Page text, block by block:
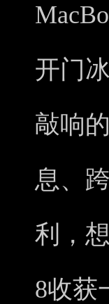
开门
敲响
息、
利，
8收获